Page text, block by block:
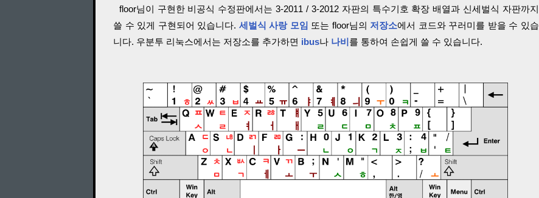
floor님이 구현한 비공식 수정판에서는 3-2011 / 3-2012 자판의 특수기호 확장 배열과 신세벌식 자판까지
쓸 수 있게 구현되어 있습니다. 세벌식 사랑 모임 또는 floor님의 저장소에서 코드와 꾸러미를 받을 수 있습
니다. 우분투 리눅스에서는 저장소를 추가하면 ibus나 나비를 통하여 손쉽게 쓸 수 있습니다.